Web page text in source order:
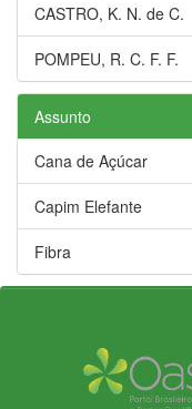
CASTRO, K. N. de C.
POMPEU, R. C. F. F.
Assunto
Cana de Açúcar
Capim Elefante
Fibra